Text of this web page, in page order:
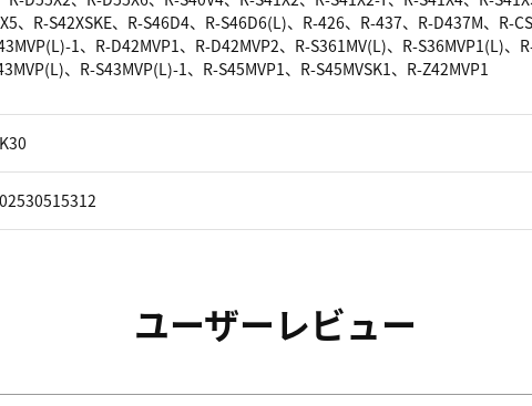
、R-S42XSKE、R-S46D4、R-S46D6(L)、R-426、R-437、R-D437M、R-
1、R-D42MVP1、R-D42MVP2、R-S361MV(L)、R-S36MVP1(L)、
、R-S43MVP(L)-1、R-S45MVP1、R-S45MVSK1、R-Z42MVP1
ユーザーレビュー